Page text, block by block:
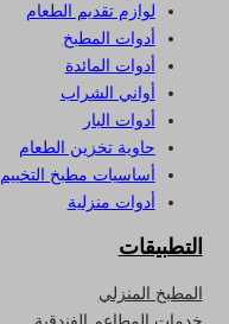
لوازم تقديم الطعام
أدوات المطبخ
أدوات المائدة
أواني الشراب
أدوات البار
حاوية تخزين الطعام
أساسيات مطبخ التخييم
أدوات منزلية
التطبيقات
المطبخ المنزلي